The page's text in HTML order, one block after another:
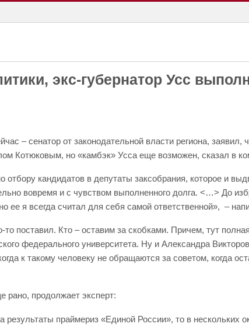
экс-губернатор Усс
– сенатор от законодательной власти региона,
Котюковым, но «камбэк» Усса еще возможен, сказал в
отбору кандидатов в депутаты заксобрания, которое и
вовремя и с чувством выполненного долга. <…> До
ее я всегда считал для себя самой ответственной», –
поставил. Кто – оставим за скобками. Причем, тут
федерального университета. Ну и Александра
к такому человеку не обращаются за советом, когда
рано, продолжает эксперт:
праймериз «Единой России», то в нескольких